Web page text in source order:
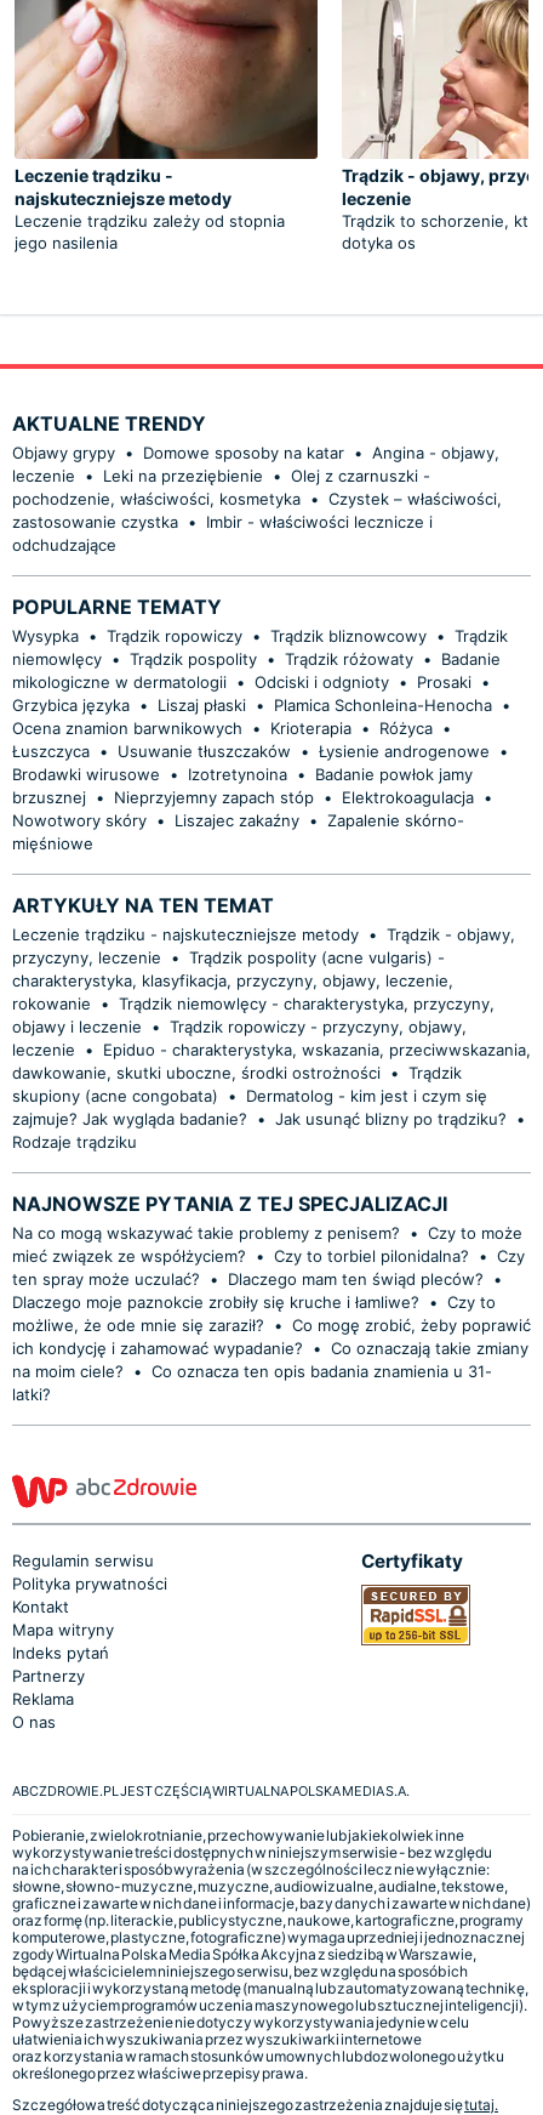
Leczenie trądziku -
najskuteczniejsze metody
Leczenie trądziku zależy od stopnia
jego nasilenia
Trądzik - objawy,
leczenie
Trądzik to schorzenie,
dotyka os
AKTUALNE TRENDY
Objawy grypy • Domowe sposoby na katar • Angina - objawy,
leczenie
• Leki na przeziębienie • Olej z czarnuszki -
pochodzenie, właściwości, kosmetyka • Czystek – właściwości,
zastosowanie czystka •
Imbir - właściwości lecznicze i
odchudzające
POPULARNE TEMATY
Wysypka • Trądzik ropowiczy • Trądzik bliznowcowy • Trądzik
niemowlęcy • Trądzik pospolity • Trądzik różowaty •
Badanie
mikologiczne w dermatologii • Odciski i odgnioty • Prosaki •
Grzybica języka • Liszaj płaski • Plamica Schonleina-Henocha •
Ocena znamion barwnikowych
• Krioterapia • Różyca •
Łuszczyca • Usuwanie tłuszczaków • Łysienie androgenowe
•
Brodawki wirusowe
• Izotretynoina •
Badanie powłok jamy
brzusznej • Nieprzyjemny zapach stóp • Elektrokoagulacja •
Nowotwory skóry • Liszajec zakaźny • Zapalenie skórno-
mięśniowe
ARTYKUŁY NA TEN TEMAT
Leczenie trądziku - najskuteczniejsze metody • Trądzik - objawy,
przyczyny, leczenie
• Trądzik pospolity (acne vulgaris) -
charakterystyka, klasyfikacja, przyczyny, objawy, leczenie,
rokowanie
• Trądzik niemowlęcy - charakterystyka, przyczyny,
objawy i leczenie
• Trądzik ropowiczy - przyczyny, objawy,
leczenie
•
Epiduo - charakterystyka, wskazania, przeciwwskazania,
dawkowanie, skutki uboczne, środki ostrożności • Trądzik
skupiony (acne congobata)
•
Dermatolog - kim jest i czym się
zajmuje? Jak wygląda badanie?
• Jak usunąć blizny po trądziku?
•
Rodzaje trądziku
NAJNOWSZE PYTANIA Z TEJ SPECJALIZACJI
Na co mogą wskazywać takie problemy z penisem? • Czy to może
mieć związek ze współżyciem?
• Czy to torbiel pilonidalna? • Czy
ten spray może uczulać?
• Dlaczego mam ten świąd pleców?
•
Dlaczego moje paznokcie zrobiły się kruche i łamliwe?
• Czy to
możliwe, że ode mnie się zaraził?
• Co mogę zrobić, żeby poprawić
ich kondycję i zahamować wypadanie?
• Co oznaczają takie zmiany
na moim ciele?
• Co oznacza ten opis badania znamienia u 31-
latki?
Regulamin serwisu
Polityka prywatności
Kontakt
Mapa witryny
Indeks pytań
Partnerzy
Reklama
O nas
Certyfikaty
ABCZDROWIE.PL JEST CZĘŚCIĄ WIRTUALNA POLSKA MEDIA S.A.
Pobieranie, zwielokrotnianie, przechowywanie lub jakiekolwiek inne
wykorzystywanie treści dostępnych w niniejszym serwisie - bez względu
na ich charakter i sposób wyrażenia (w szczególności lecz nie wyłącznie:
słowne, słowno-muzyczne, muzyczne, audiowizualne, audialne, tekstowe,
graficzne i zawarte w nich dane i informacje, bazy danych i zawarte w nich dane)
oraz formę (np. literackie, publicystyczne, naukowe, kartograficzne, programy
komputerowe, plastyczne, fotograficzne) wymaga uprzedniej i jednoznacznej
zgody Wirtualna Polska Media Spółka Akcyjna z siedzibą w Warszawie,
będącej właścicielem niniejszego serwisu, bez względu na sposób ich
eksploracji i wykorzystaną metodę (manualną lub zautomatyzowaną technikę,
w tym z użyciem programów uczenia maszynowego lub sztucznej inteligencji).
Powyższe zastrzeżenie nie dotyczy wykorzystywania jedynie w celu
ułatwienia ich wyszukiwania przez wyszukiwarki internetowe
oraz korzystania w ramach stosunków umownych lub dozwolonego użytku
określonego przez właściwe przepisy prawa.
Szczegółowa treść dotycząca niniejszego zastrzeżenia znajduje siętutaj.